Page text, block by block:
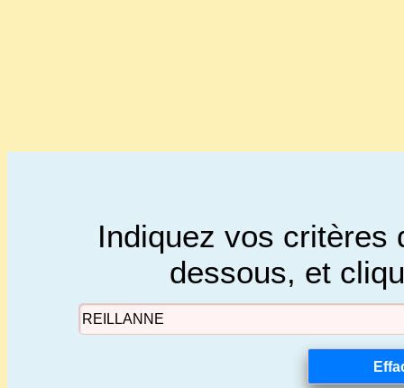
Indiquez vos critères
dessous, et